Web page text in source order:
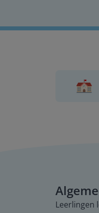
Leerlingen